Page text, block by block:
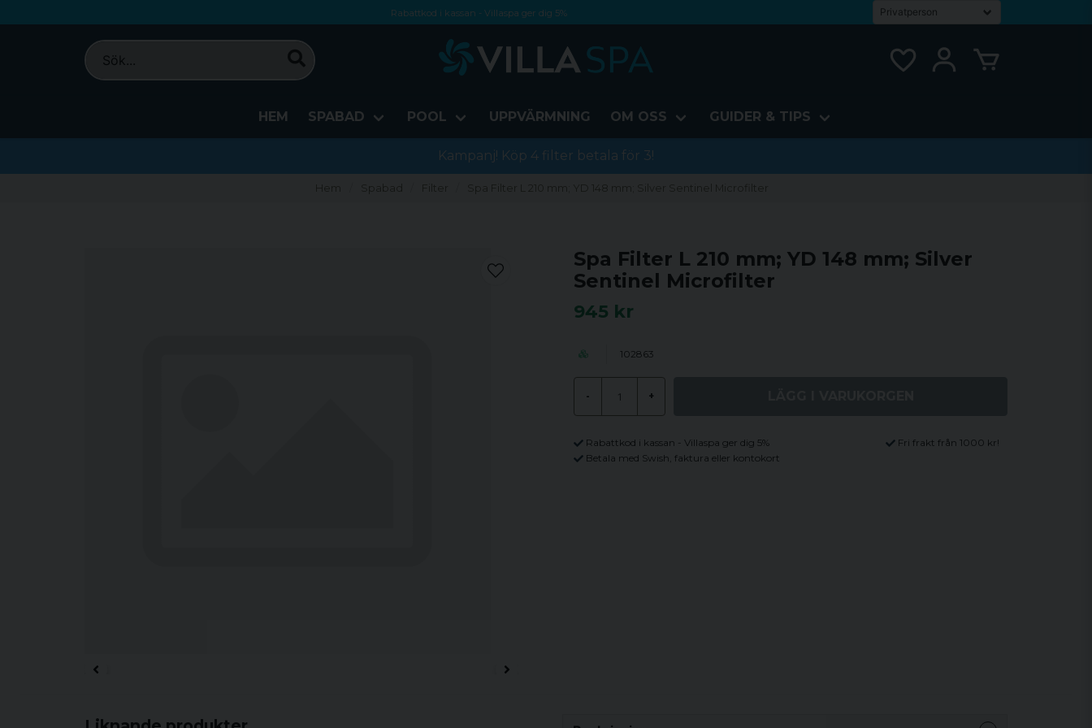
Rabattkod i kassan - Villaspa ger dig 5%
Fri frakt från 1000 kr!
Betala med Swish, faktura eller kontokort
HEM SPABAD POOL UPPVÄRMNING OM OSS GUIDER & TIPS
Kampanj! Köp 4 filter betala för 3!
Hem Spabad Filter Spa Filter L 210 mm; YD 148 mm; Silver Sentinel Microfilter
Spa Filter L 210 mm; YD 148 mm; Silver
Sentinel Microfilter
945 kr
102863
- +
Rabattkod i kassan - Villaspa ger dig 5%
Fri frakt från 1000 kr!
Betala med Swish, faktura eller kontokort